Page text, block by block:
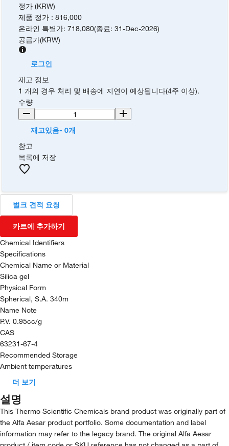
정가 (KRW)
제품 정가 :816,000
온라인 특별가:718,080(종료:31-Dec-2026)
공급가(KRW)
로그인
재고 정보
1 개의 경우 처리 및 배송에 지연이 예상됩니다(4주 이상).
수량
재고있음- 0개
참고
목록에 저장
벌크 견적 요청
카트에 추가하기
Chemical Identifiers
Specifications
Chemical Name or Material
Silica gel
Physical Form
Spherical, S.A. 340m
Name Note
P.V. 0.95cc/g
CAS
63231-67-4
Recommended Storage
Ambient temperatures
더 보기
설명
This Thermo Scientific Chemicals brand product was originally part of
the Alfa Aesar product portfolio. Some documentation and label
information may refer to the legacy brand. The original Alfa Aesar